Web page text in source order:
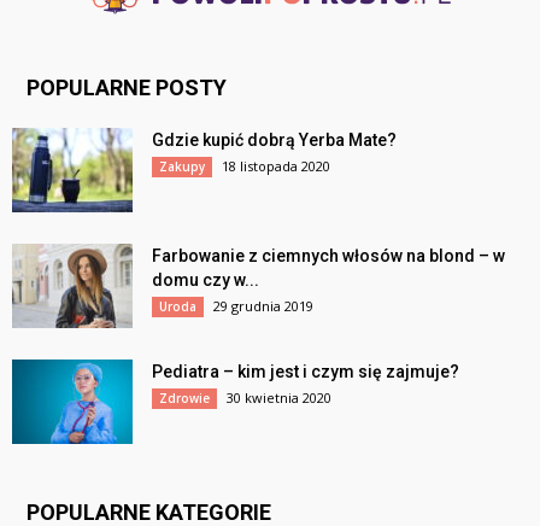
POPULARNE POSTY
Gdzie kupić dobrą Yerba Mate?
Zakupy 18 listopada 2020
Farbowanie z ciemnych włosów na blond – w
domu czy w...
Uroda 29 grudnia 2019
Pediatra – kim jest i czym się zajmuje?
Zdrowie 30 kwietnia 2020
POPULARNE KATEGORIE